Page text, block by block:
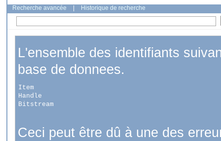
Recherche avancée Historique de recherche
L'ensemble des identifiants
base de donnees.
Item
Handle
Bitstream
Ceci peut être dû à une des